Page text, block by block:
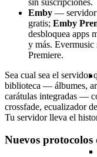
Emby —
gratis; Emby
desbloquea apps
y más. Evermusic
Premiere.
Sea cual sea el servidor
biblioteca — álbumes,
carátulas integradas —
crossfade, ecualizador
Tu servidor lleva el
Nuevos